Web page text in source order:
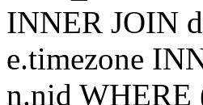
INNER JOIN
e.timezone
n.nid WHERE